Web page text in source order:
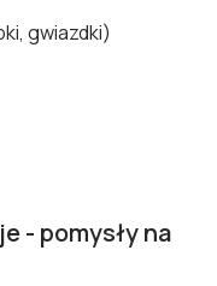
gwiazdki)
- pomysły na